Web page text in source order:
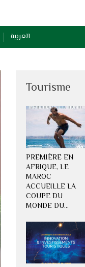
العربية
Tourisme
PREMIÈRE EN
AFRIQUE, LE
MAROC
ACCUEILLE LA
COUPE DU
MONDE DU…